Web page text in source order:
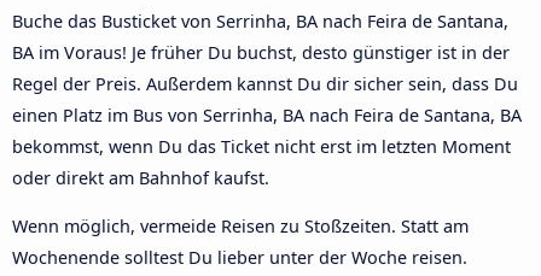
Buche das Busticket von Serrinha, BA nach Feira de Santana,
BA im Voraus! Je früher Du buchst, desto günstiger ist in der
Regel der Preis. Außerdem kannst Du dir sicher sein, dass Du
einen Platz im Bus von Serrinha, BA nach Feira de Santana, BA
bekommst, wenn Du das Ticket nicht erst im letzten Moment
oder direkt am Bahnhof kaufst.
Wenn möglich, vermeide Reisen zu Stoßzeiten. Statt am
Wochenende solltest Du lieber unter der Woche reisen.